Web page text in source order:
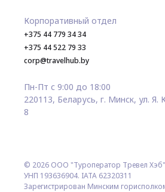
Корпоративный отдел
+375 44 779 34 34
+375 44 522 79 33
corp@travelhub.by
Пн-Пт с 9:00 до 18:00
220113, Беларусь, г. Минск, ул. Я.
8
© 2026 ООО "Туроператор Тревел Хэб"
УНП 193636904. IATA 62320311
Зарегистрирован Минским